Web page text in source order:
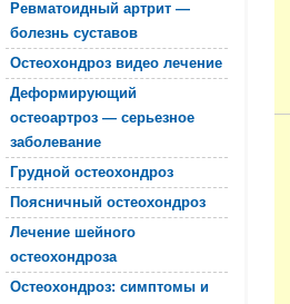
Ревматоидный артрит —
болезнь суставов
Остеохондроз видео лечение
Деформирующий
остеоартроз — серьезное
заболевание
Грудной остеохондроз
Поясничный остеохондроз
Лечение шейного
остеохондроза
Остеохондроз: симптомы и